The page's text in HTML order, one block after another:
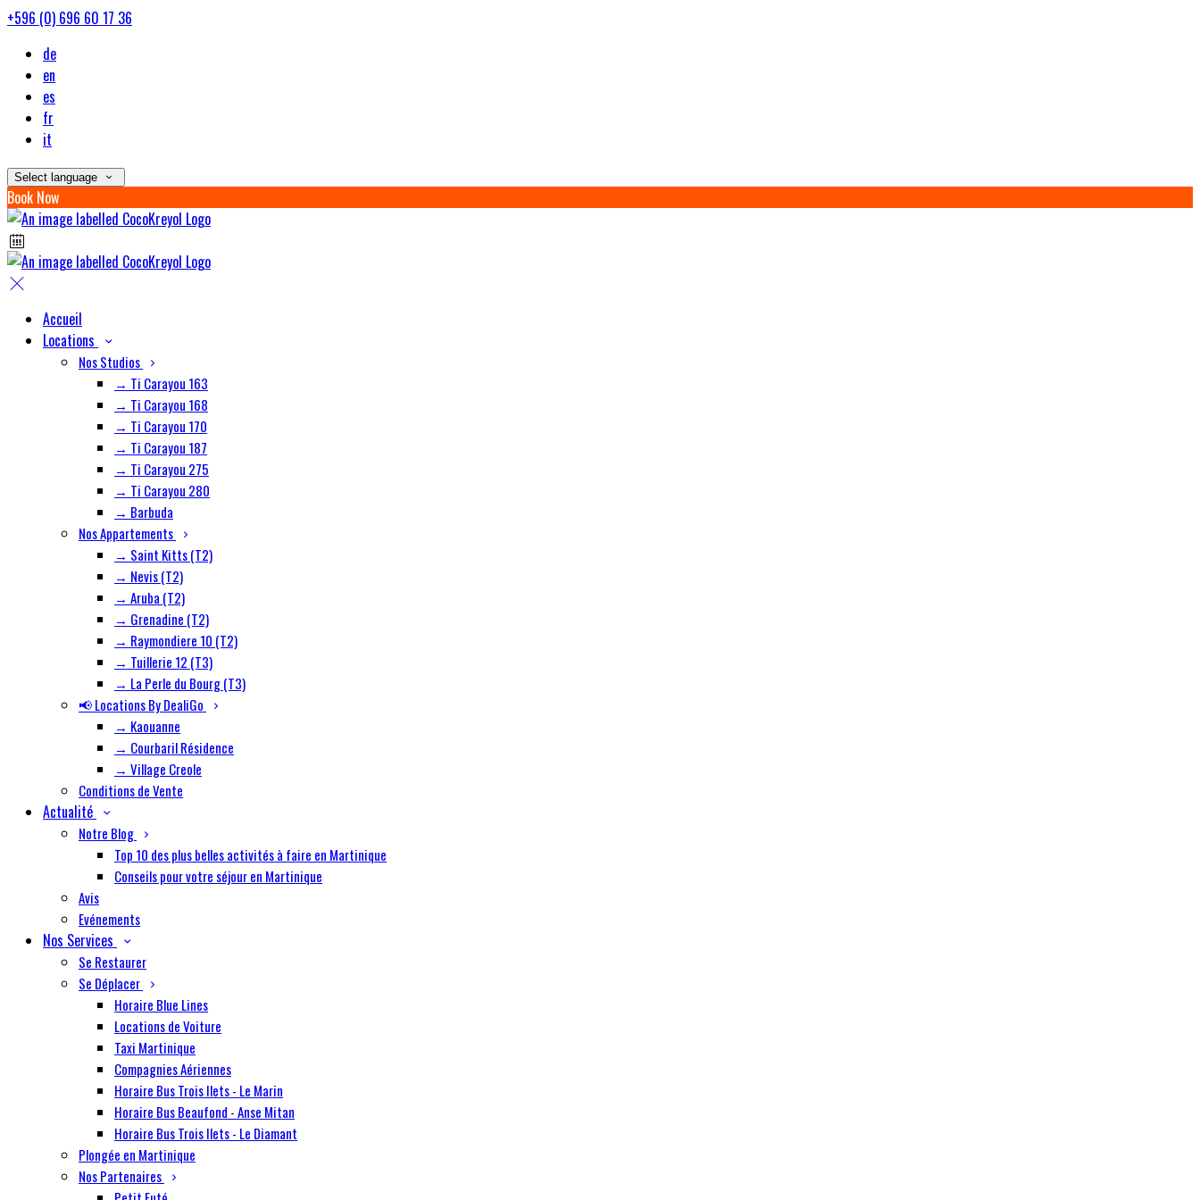
+596 (0) 696 60 17 36
de
en
es
fr
it
Select language
Book Now
Accueil
Locations
Nos Studios
→ Ti Carayou 163
→ Ti Carayou 168
→ Ti Carayou 170
→ Ti Carayou 187
→ Ti Carayou 275
→ Ti Carayou 280
→ Barbuda
Nos Appartements
→ Saint Kitts (T2)
→ Nevis (T2)
→ Aruba (T2)
→ Grenadine (T2)
→ Raymondiere 10 (T2)
→ Tuillerie 12 (T3)
→ La Perle du Bourg (T3)
📢 Locations By DealiGo
→ Kaouanne
→ Courbaril Résidence
→ Village Creole
Conditions de Vente
Actualité
Notre Blog
Top 10 des plus belles activités à faire en Martinique
Conseils pour votre séjour en Martinique
Avis
Evénements
Nos Services
Se Restaurer
Se Déplacer
Horaire Blue Lines
Locations de Voiture
Taxi Martinique
Compagnies Aériennes
Horaire Bus Trois Ilets - Le Marin
Horaire Bus Beaufond - Anse Mitan
Horaire Bus Trois Ilets - Le Diamant
Plongée en Martinique
Nos Partenaires